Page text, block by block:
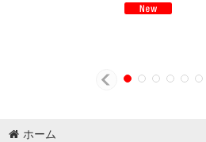
ホーム